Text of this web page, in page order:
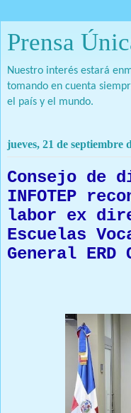
Prensa
Nuestro interés estará
tomando en cuenta
el país y el mundo.
jueves, 21 de septiembre
Consejo de
INFOTEP
labor ex
Escuelas
General ERD